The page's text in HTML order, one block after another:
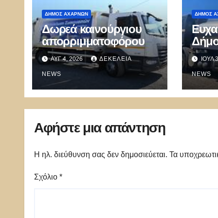
ΔΉΜΟΣ ΑΧΑΡΝΏΝ
Δωρεά καινούργιου
απορριμματοφόρου
ΑΥΓ 4, 2026 ΔΕΚΈΛΕΙΑ
NEWS
ΔΉΜΟΣ
τον
ΙΟΎΛ
NEWS
Αφήστε μια απάντηση
Η ηλ. διεύθυνση σας δεν δημοσιεύεται. Τα
Σχόλιο *